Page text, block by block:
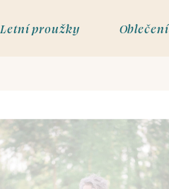
Letní proužky